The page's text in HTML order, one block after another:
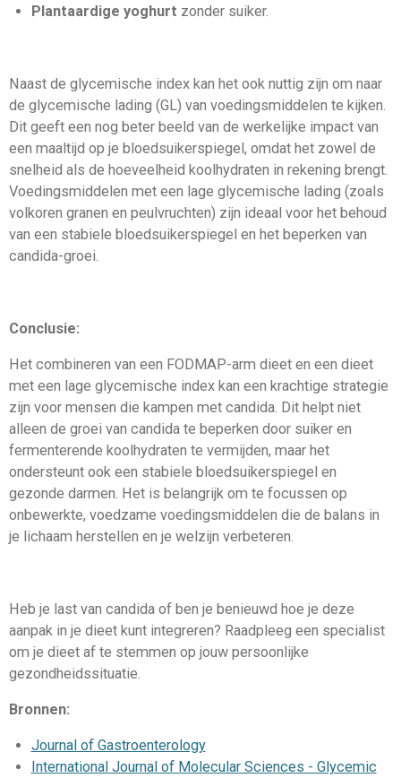
Plantaardige yoghurt zonder suiker.
Naast de glycemische index kan het ook nuttig zijn om naar
de glycemische lading (GL) van voedingsmiddelen te kijken.
Dit geeft een nog beter beeld van de werkelijke impact van
een maaltijd op je bloedsuikerspiegel, omdat het zowel de
snelheid als de hoeveelheid koolhydraten in rekening brengt.
Voedingsmiddelen met een lage glycemische lading (zoals
volkoren granen en peulvruchten) zijn ideaal voor het behoud
van een stabiele bloedsuikerspiegel en het beperken van
candida-groei.
Conclusie:
Het combineren van een FODMAP-arm dieet en een dieet
met een lage glycemische index kan een krachtige strategie
zijn voor mensen die kampen met candida. Dit helpt niet
alleen de groei van candida te beperken door suiker en
fermenterende koolhydraten te vermijden, maar het
ondersteunt ook een stabiele bloedsuikerspiegel en
gezonde darmen. Het is belangrijk om te focussen op
onbewerkte, voedzame voedingsmiddelen die de balans in
je lichaam herstellen en je welzijn verbeteren.
Heb je last van candida of ben je benieuwd hoe je deze
aanpak in je dieet kunt integreren? Raadpleeg een specialist
om je dieet af te stemmen op jouw persoonlijke
gezondheidssituatie.
Bronnen:
Journal of Gastroenterology
International Journal of Molecular Sciences - Glycemic